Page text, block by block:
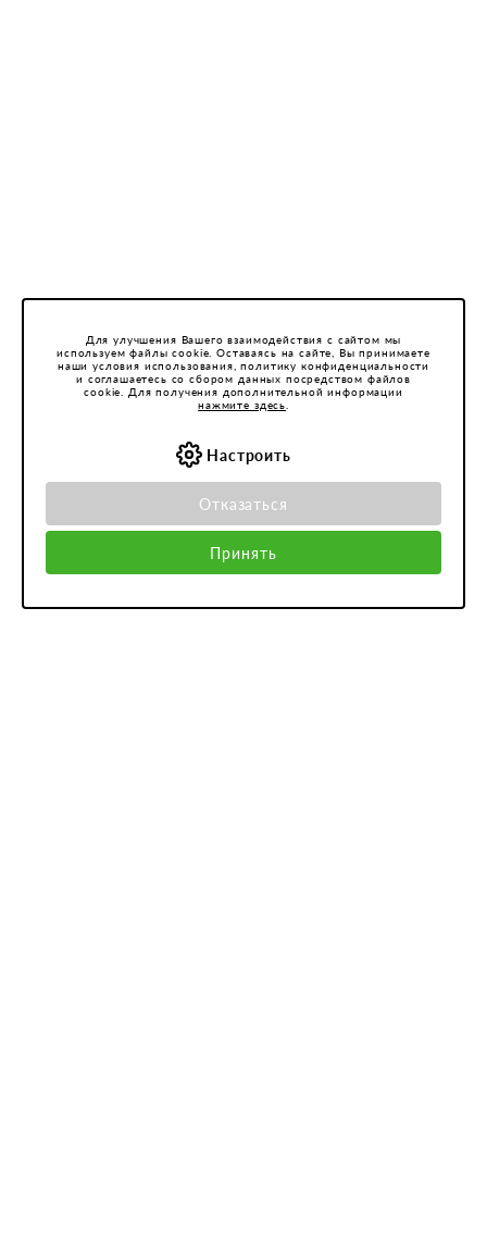
Для улучшения Вашего взаимодействия с сайтом мы
используем файлы cookie. Оставаясь на сайте, Вы принимаете
наши условия использования, политику конфиденциальности
и соглашаетесь со сбором данных посредством файлов
cookie. Для получения дополнительной информации
нажмите здесь
Настроить
Отказаться
Принять